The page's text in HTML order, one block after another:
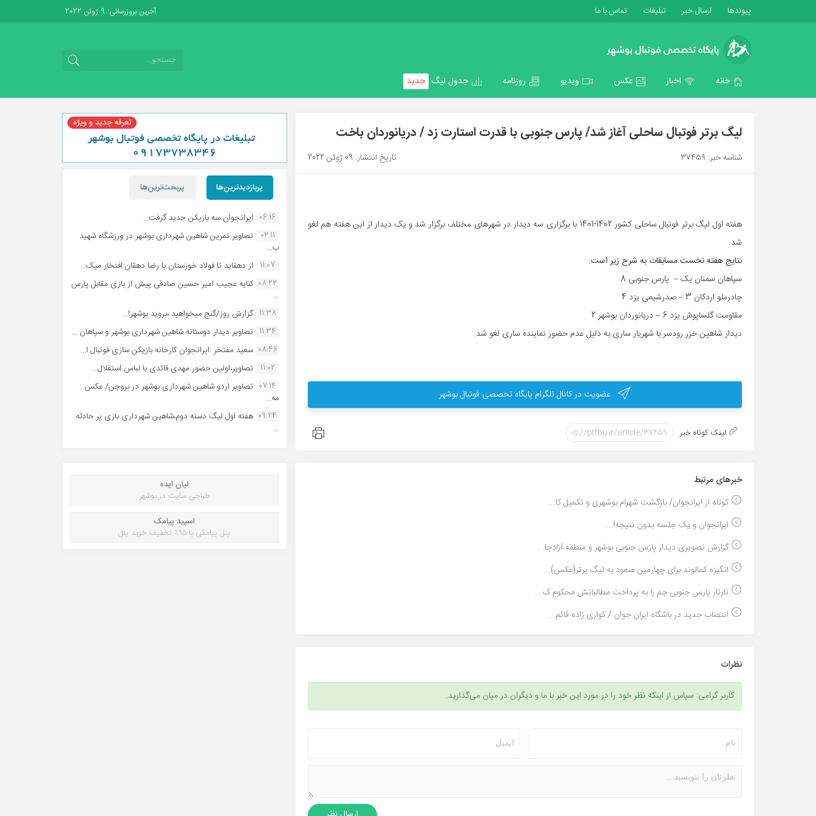
پیوندها ارسال خبر تبلیغات تماس با ما آخرین بروزرسانی: 9 ژوئن 2022
خانه اخبار عکس ویدیو روزنامه جدول لیگ جدید
لیگ برتر فوتبال ساحلی آغاز شد/ پارس جنوبی با قدرت استارت زد / دریانوردان باخت
شناسه خبر: 37459 تاریخ انتشار: 09 ژوئن 2022
هفته اول لیگ برتر فوتبال ساحلی کشور 1402-1401 با برگزاری سه دیدار در شهرهای مختلف برگزار شد و یک دیدار از این هفته هم لغو
شد.
نتایج هفته نخست مسابقات به شرح زیر است:
سپاهان سمنان یک – پارس جنوبی 8
چادرملو اردکان 3 – صدرشیمی یزد 4
مقاومت گلساپوش یزد 6 – دریانوردان بوشهر 2
دیدار شاهین خزر رودسر با شهریار ساری به دلیل عدم حضور نماینده ساری لغو شد.
عضویت در کانال تلگرام پایگاه تخصصی فوتبال بوشهر
لینک کوتاه خبر
خبر‌های مرتبط
کوتاه از ایرانجوان/ بازگشت شهرام بوشهری و تکمیل کا...
ایرانجوان و یک جلسه بدون نتیجه!...
گزارش تصویری دیدار پارس جنوبی بوشهر و منطقه آزادچا...
انگیزه کمالوند برای چهارمین صعود به لیگ برتر(عکس)...
تارتار پارس جنوبی جم را به پرداخت مطالباتش محکوم ک...
انتصاب جدید در باشگاه ایران جوان / کواری زاده قائم...
نظرات
کاربر گرامی: سپاس از اینکه نظر خود را در مورد این خبر با ما و دیگران در میان می‌گذارید.
پربازدیدترین‌ها پربحث‌ترین‌ها
06:16 ایرانجوان سه بازیکن جدید گرفت...
02:11
تصاویر تمرین شاهین شهردارى بوشهر در ورزشگاه شهید
ب...
11:07 از دهقاید تا فولاد خوزستان با رضا دهقان:افتخار میک...
08:22 کنایه عجیب امیر حسین صادقی پیش از بازی مقابل پارس
...
11:38 گزارش روز/گنج میخواهید ،بروید بوشهر!...
11:34 تصاویر دیدار دوستانه شاهین شهردارى بوشهر و سپاهان ...
08:46 سعید مفتخر :ایرانجوان کارخانه بازیکن سازی فوتبال ا...
11:02
تصاویر،اولین حضور مهدی قائدی با لباس استقلال...
07:14 تصاویر اردو شاهین شهرداری بوشهر در بروجن/ عکس :
مه...
09:24 هفته اول لیگ دسته دوم،شاهین شهرداری بازی پر حادثه
...
لیان ایده
طراحی سایت در بوشهر
اسپید پیامک
پنل پیامکی با ۹۵٪ تخفیف خرید پنل